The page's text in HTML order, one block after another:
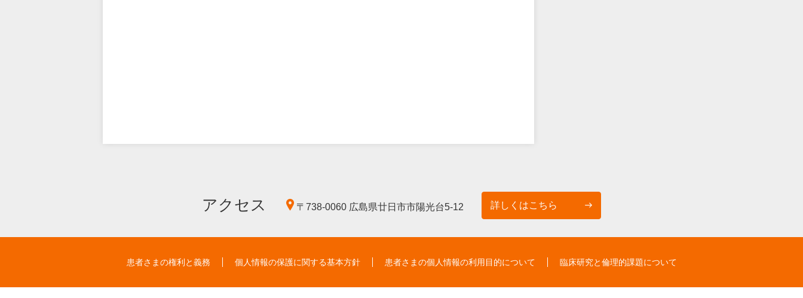
アクセス 〒738-0060 広島県廿日市市陽光台5-12 詳しくはこちら
患者さまの権利と義務 個人情報の保護に関する基本方針 患者さまの個人情報の利用目的について 臨床研究と倫理的課題について